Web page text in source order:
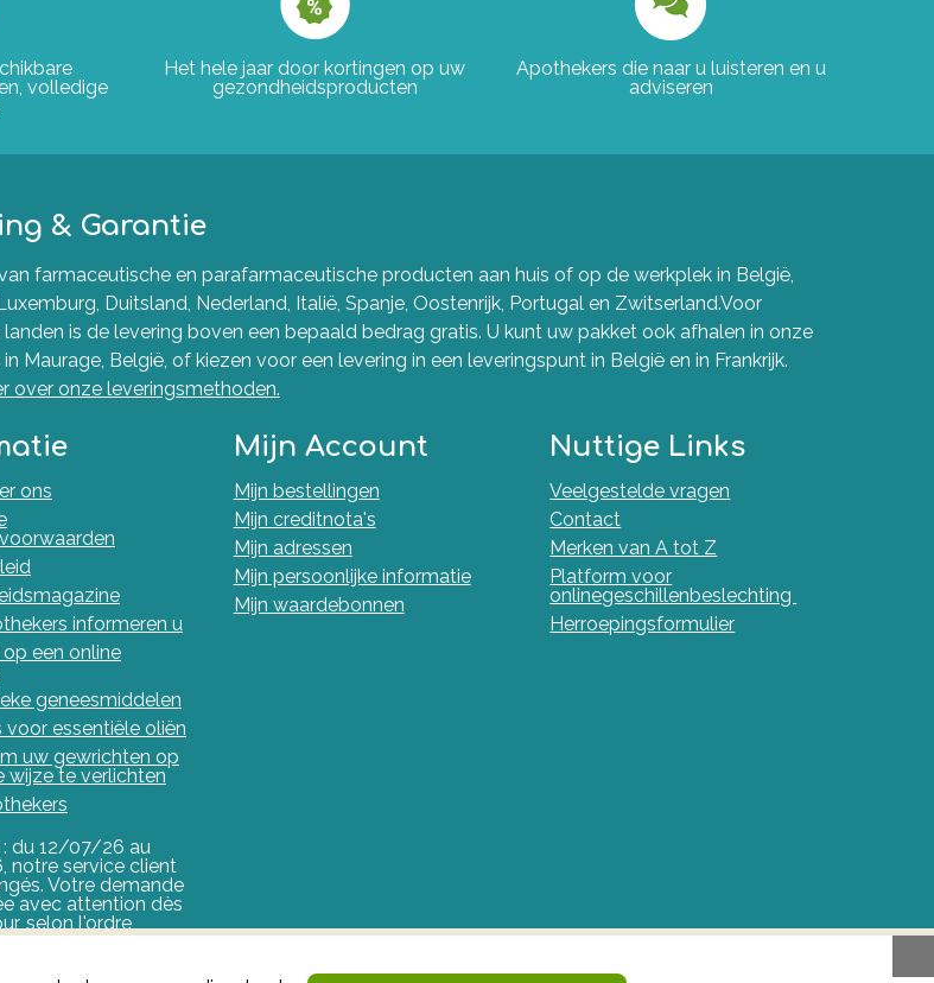
volledige
Het hele jaar door kortingen op uw
gezondheidsproducten
Apothekers die naar u luisteren en u
adviseren
& Garantie
farmaceutische en parafarmaceutische producten aan huis of op de werkplek in België,
Duitsland, Nederland, Italië, Spanje, Oostenrijk, Portugal en Zwitserland.Voor
is de levering boven een bepaald bedrag gratis. U kunt uw pakket ook afhalen in onze
Maurage, België, of kiezen voor een levering in een leveringspunt in België en in Frankrijk.
over onze leveringsmethoden.
ons
informeren u
een online
geneesmiddelen
voor essentiële oliën
uw gewrichten op
wijze te verlichten
du 12/07/26 au
notre service client
Votre demande
avec attention dès
selon l'ordre
Mijn Account
Mijn bestellingen
Mijn creditnota's
Mijn adressen
Mijn persoonlijke informatie
Mijn waardebonnen
Nuttige Links
Veelgestelde vragen
Contact
Merken van A tot Z
Platform voor
onlinegeschillenbeslechting
Herroepingsformulier